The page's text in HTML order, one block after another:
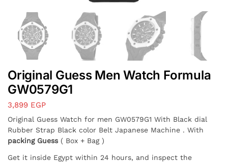
Original Guess Men Watch Formula
GW0579G1
3,899 EGP
Original Guess Watch for men GW0579G1 With Black dial
Rubber Strap Black color Belt Japanese Machine . With
packing Guess ( Box + Bag )
Get it inside Egypt within 24 hours, and inspect the